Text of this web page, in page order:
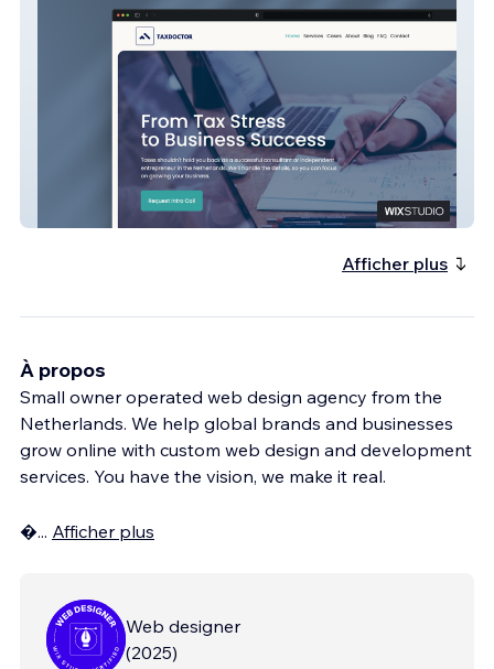
Afficher plus
À propos
Small owner operated web design agency from the
Netherlands. We help global brands and businesses
grow online with custom web design and development
services. You have the vision, we make it real.
... Afficher plus
Web designer
(2025)